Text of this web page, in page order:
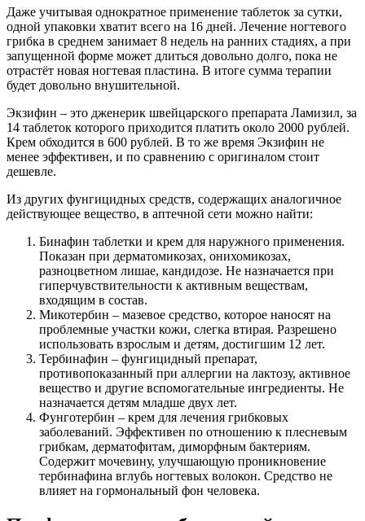
Даже учитывая однократное применение таблеток за сутки,
одной упаковки хватит всего на 16 дней. Лечение ногтевого
грибка в среднем занимает 8 недель на ранних стадиях, а при
запущенной форме может длиться довольно долго, пока не
отрастёт новая ногтевая пластина. В итоге сумма терапии
будет довольно внушительной.
Экзифин – это дженерик швейцарского препарата Ламизил, за
14 таблеток которого приходится платить около 2000 рублей.
Крем обходится в 600 рублей. В то же время Экзифин не
менее эффективен, и по сравнению с оригиналом стоит
дешевле.
Из других фунгицидных средств, содержащих аналогичное
действующее вещество, в аптечной сети можно найти:
Бинафин таблетки и крем для наружного применения.
Показан при дерматомикозах, онихомикозах,
разноцветном лишае, кандидозе. Не назначается при
гиперчувствительности к активным веществам,
входящим в состав.
Микотербин – мазевое средство, которое наносят на
проблемные участки кожи, слегка втирая. Разрешено
использовать взрослым и детям, достигшим 12 лет.
Тербинафин – фунгицидный препарат,
противопоказанный при аллергии на лактозу, активное
вещество и другие вспомогательные ингредиенты. Не
назначается детям младше двух лет.
Фунготербин – крем для лечения грибковых
заболеваний. Эффективен по отношению к плесневым
грибкам, дерматофитам, диморфным бактериям.
Содержит мочевину, улучшающую проникновение
тербинафина вглубь ногтевых волокон. Средство не
влияет на гормональный фон человека.